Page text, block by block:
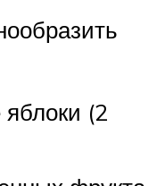
(2